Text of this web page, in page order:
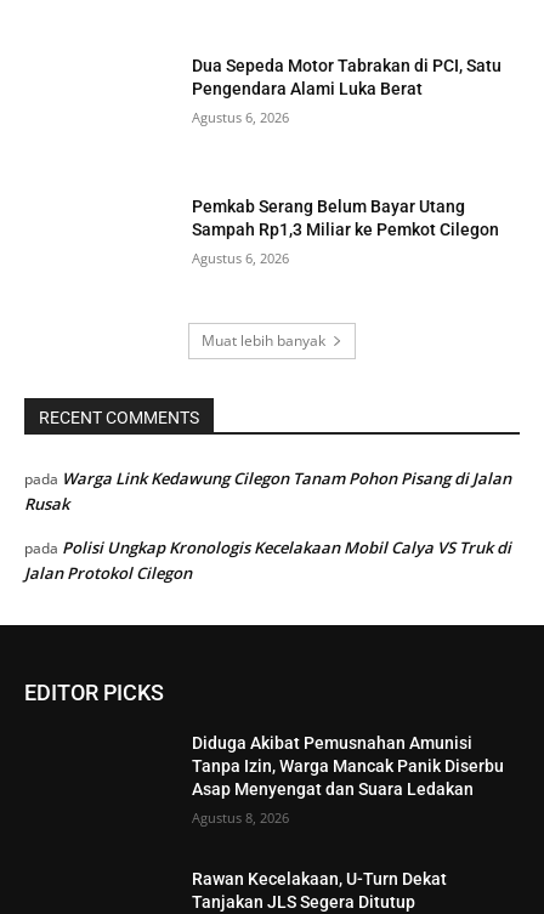
Dua Sepeda Motor Tabrakan di PCI, Satu
Pengendara Alami Luka Berat
Agustus 6, 2026
Pemkab Serang Belum Bayar Utang
Sampah Rp1,3 Miliar ke Pemkot Cilegon
Agustus 6, 2026
Muat lebih banyak
RECENT COMMENTS
pada Warga Link Kedawung Cilegon Tanam Pohon Pisang di Jalan
Rusak
pada Polisi Ungkap Kronologis Kecelakaan Mobil Calya VS Truk di
Jalan Protokol Cilegon
EDITOR PICKS
Diduga Akibat Pemusnahan Amunisi
Tanpa Izin, Warga Mancak Panik Diserbu
Asap Menyengat dan Suara Ledakan
Agustus 8, 2026
Rawan Kecelakaan, U-Turn Dekat
Tanjakan JLS Segera Ditutup